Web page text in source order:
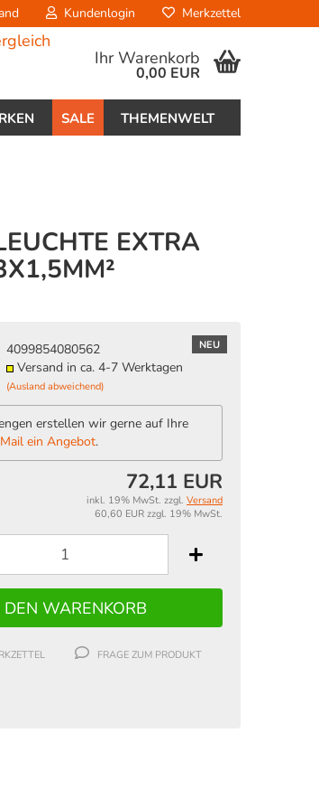
Kundenlogin Merkzettel
Ihr Warenkorb
0,00 EUR
SALE THEMENWELT
EXTRA
NEU
4099854080562
Versand in ca. 4-7 Werktagen
(Ausland abweichend)
erstellen wir gerne auf Ihre
ein Angebot.
72,11 EUR
inkl. 19% MwSt. zzgl. Versand
60,60 EUR zzgl. 19% MwSt.
FRAGE ZUM PRODUKT